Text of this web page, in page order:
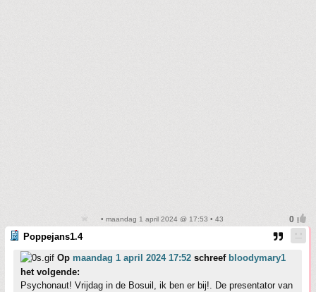
• maandag 1 april 2024 @ 17:53 • 43
Poppejans1.4
Op maandag 1 april 2024 17:52 schreef bloodymary1
het volgende:
Psychonaut! Vrijdag in de Bosuil, ik ben er bij!. De presentator van